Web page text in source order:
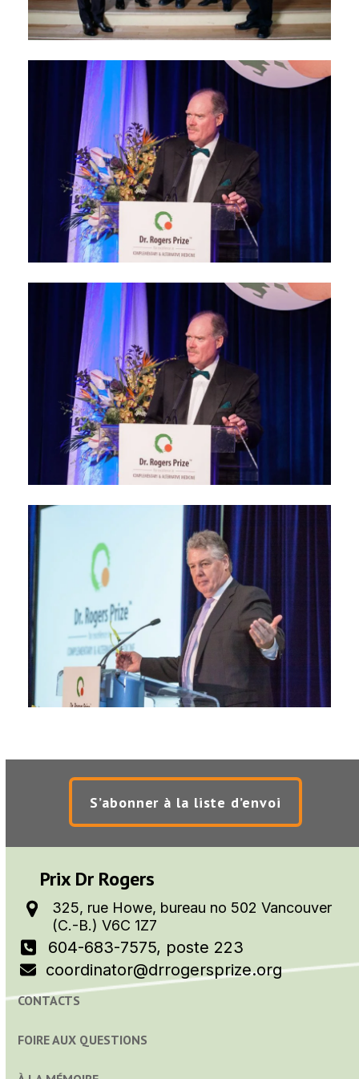
Prix des précurseurs
2017
février 24, 2017
Conférences 2016 du
Prix Dr Rogers
novembre 7, 2016
Conférences du Prix
Dr Rogers en 2015
novembre 7, 2015
septembre 26, 2015
S’abonner à la liste d’envoi
Prix Dr Rogers
325, rue Howe, bureau no 502 Vancouver
(C.-B.) V6C 1Z7
604-683-7575, poste 223
coordinator@drrogersprize.org
CONTACTS
FOIRE AUX QUESTIONS